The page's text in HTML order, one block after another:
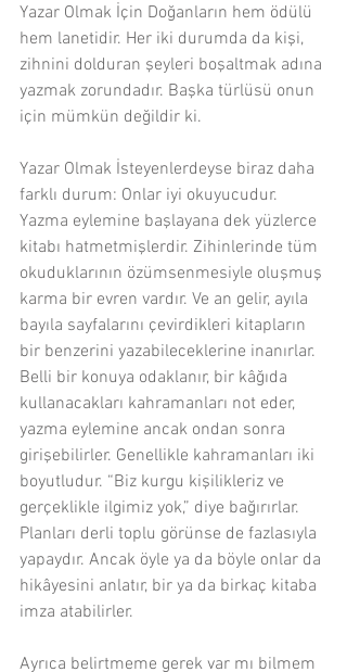
Yazar Olmak İçin Doğanların hem ödülü
hem lanetidir. Her iki durumda da kişi,
zihnini dolduran şeyleri boşaltmak adına
yazmak zorundadır. Başka türlüsü onun
için mümkün değildir ki.
Yazar Olmak İsteyenlerdeyse biraz daha
farklı durum: Onlar iyi okuyucudur.
Yazma eylemine başlayana dek yüzlerce
kitabı hatmetmişlerdir. Zihinlerinde tüm
okuduklarının özümsenmesiyle oluşmuş
karma bir evren vardır. Ve an gelir, ayıla
bayıla sayfalarını çevirdikleri kitapların
bir benzerini yazabileceklerine inanırlar.
Belli bir konuya odaklanır, bir kâğıda
kullanacakları kahramanları not eder,
yazma eylemine ancak ondan sonra
girişebilirler. Genellikle kahramanları iki
boyutludur. “Biz kurgu kişilikleriz ve
gerçeklikle ilgimiz yok,” diye bağırırlar.
Planları derli toplu görünse de fazlasıyla
yapaydır. Ancak öyle ya da böyle onlar da
hikâyesini anlatır, bir ya da birkaç kitaba
imza atabilirler.
Ayrıca belirtmeme gerek var mı bilmem